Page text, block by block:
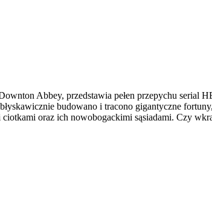
Abbey, przedstawia pełen przepychu
budowano i tracono gigantyczne
oraz ich nowobogackimi sąsiadami. Czy